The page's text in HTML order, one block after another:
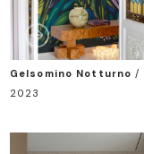
Gelsomino Notturno /
2023